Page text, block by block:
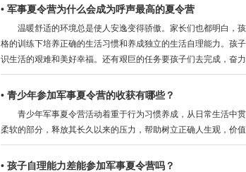
• 军事夏令营为什么会成为呼声最高的夏令营
温暖舒适的环境总是使人安逸变得骄傲。家长们也都明白，孩
格的训练下培养正确的生活习惯和养成独立的生活自理能力。孩
识生活的艰难和美好幸福。还有艰巨的任务要孩子们去完成，奋
• 青少年参加军事夏令营的收获有哪些？
青少年军事夏令营活动着重于行为习惯养成，从日常生活中贯
柔软的部分，释放其长久以来的压力，帮助树立正确人生观，价值
• 孩子自理能力差能参加军事夏令营吗？